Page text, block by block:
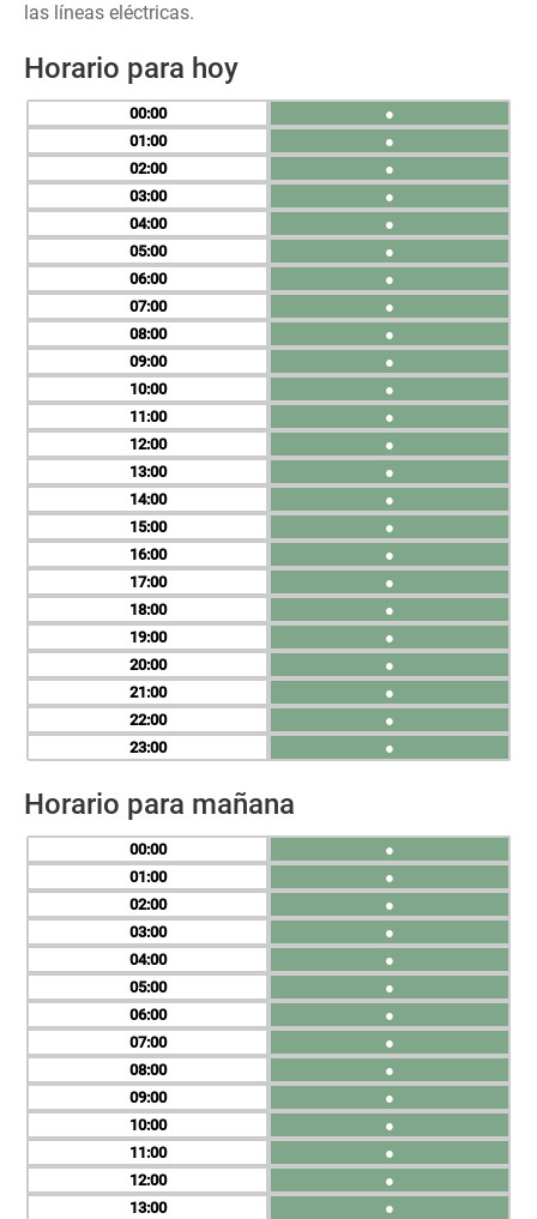
las líneas eléctricas.
Horario para hoy
00
01
02
03
04
05
06
07
08
09
10
11
12
13
14
15
16
17
18
19
20
21
22
23
●
●
●
●
●
●
●
●
●
●
●
●
●
●
●
●
●
●
●
●
●
●
●
●
Horario para mañana
00
01
02
03
04
05
06
07
08
09
10
11
12
13
●
●
●
●
●
●
●
●
●
●
●
●
●
●